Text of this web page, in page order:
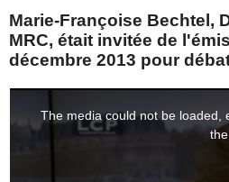
Marie-Françoise Bechtel,
MRC, était invitée de
décembre 2013 pour